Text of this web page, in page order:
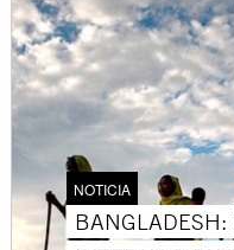
NOTICIA
BANGLADESH: